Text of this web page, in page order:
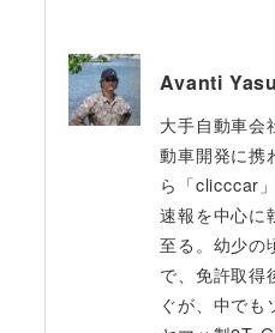
Avanti
大手自動車会
動車開発に携
ら「clicccar
速報を中心に
至る。幼少の
で、免許取得
ぐが、中でも